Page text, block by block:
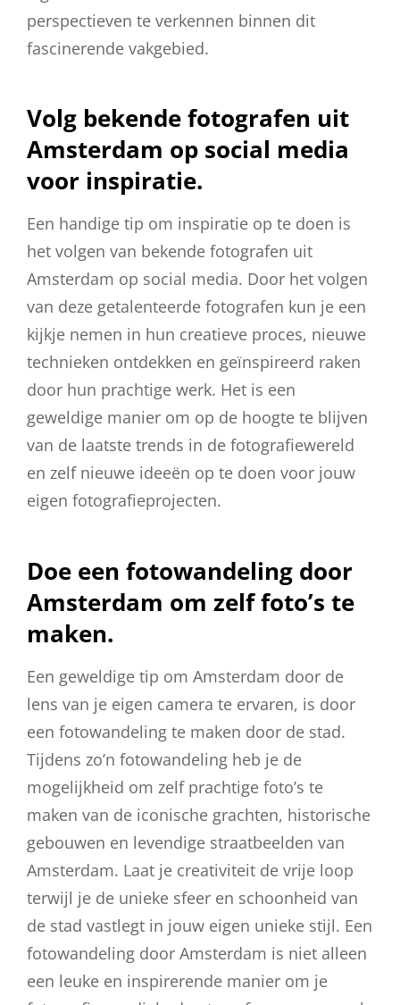
perspectieven te verkennen binnen dit
fascinerende vakgebied.
Volg bekende fotografen uit
Amsterdam op social media
voor inspiratie.
Een handige tip om inspiratie op te doen is
het volgen van bekende fotografen uit
Amsterdam op social media. Door het volgen
van deze getalenteerde fotografen kun je een
kijkje nemen in hun creatieve proces, nieuwe
technieken ontdekken en geïnspireerd raken
door hun prachtige werk. Het is een
geweldige manier om op de hoogte te blijven
van de laatste trends in de fotografiewereld
en zelf nieuwe ideeën op te doen voor jouw
eigen fotografieprojecten.
Doe een fotowandeling door
Amsterdam om zelf foto’s te
maken.
Een geweldige tip om Amsterdam door de
lens van je eigen camera te ervaren, is door
een fotowandeling te maken door de stad.
Tijdens zo’n fotowandeling heb je de
mogelijkheid om zelf prachtige foto’s te
maken van de iconische grachten, historische
gebouwen en levendige straatbeelden van
Amsterdam. Laat je creativiteit de vrije loop
terwijl je de unieke sfeer en schoonheid van
de stad vastlegt in jouw eigen unieke stijl. Een
fotowandeling door Amsterdam is niet alleen
een leuke en inspirerende manier om je